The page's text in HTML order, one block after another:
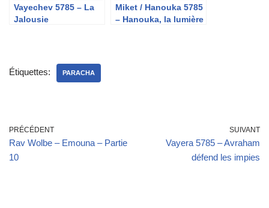
Vayechev 5785 – La
Jalousie
Miket / Hanouka 5785
– Hanouka, la lumière
Étiquettes: PARACHA
PRÉCÉDENT
Rav Wolbe – Emouna – Partie
10
SUIVANT
Vayera 5785 – Avraham
défend les impies